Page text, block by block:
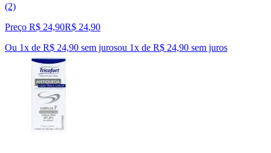
(2)
Preço R$ 24,90R$ 24,90
Ou 1x de R$ 24,90 sem jurosou 1x de R$ 24,90 sem juros